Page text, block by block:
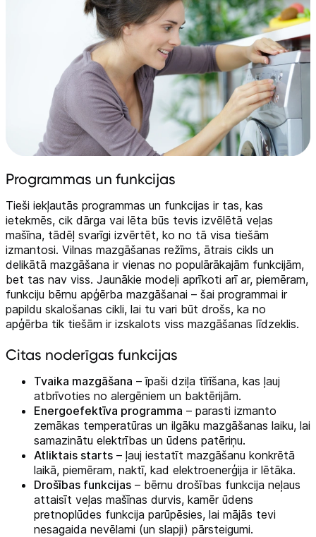
Tet pakalpojumi
Kontakti
Informācija
Programmas un funkcijas
Tieši iekļautās programmas un funkcijas ir tas, kas
ietekmēs, cik dārga vai lēta būs tevis izvēlētā veļas
mašīna, tādēļ svarīgi izvērtēt, ko no tā visa tiešām
izmantosi. Vilnas mazgāšanas režīms, ātrais cikls un
delikātā mazgāšana ir vienas no populārākajām funkcijām,
bet tas nav viss. Jaunākie modeļi aprīkoti arī ar, piemēram,
funkciju bērnu apģērba mazgāšanai – šai programmai ir
papildu skalošanas cikli, lai tu vari būt drošs, ka no
apģērba tik tiešām ir izskalots viss mazgāšanas līdzeklis.
Citas noderīgas funkcijas
Tvaika mazgāšana – īpaši dziļa tīrīšana, kas ļauj
atbrīvoties no alergēniem un baktērijām.
Energoefektīva programma – parasti izmanto
zemākas temperatūras un ilgāku mazgāšanas laiku, lai
samazinātu elektrības un ūdens patēriņu.
Atliktais starts – ļauj iestatīt mazgāšanu konkrētā
laikā, piemēram, naktī, kad elektroenerģija ir lētāka.
Drošības funkcijas – bērnu drošības funkcija neļaus
attaisīt veļas mašīnas durvis, kamēr ūdens
pretnoplūdes funkcija parūpēsies, lai mājās tevi
nesagaida nevēlami (un slapji) pārsteigumi.